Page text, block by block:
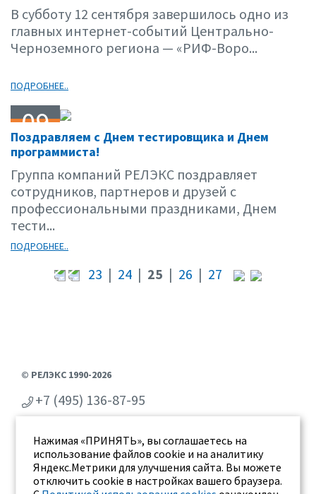
В субботу 12 сентября завершилось одно из
главных интернет-событий Центрально-
Черноземного региона — «РИФ-Воро...
ПОДРОБНЕЕ..
09
09.15
Поздравляем с Днем тестировщика и Днем
программиста!
Группа компаний РЕЛЭКС поздравляет
сотрудников, партнеров и друзей с
профессиональными праздниками, Днем
тести...
ПОДРОБНЕЕ..
23 | 24 | 25 | 26 | 27
Нажимая «ПРИНЯТЬ», вы соглашаетесь на
использование файлов cookie и на аналитику
Яндекс.Метрики для улучшения сайта. Вы можете
отключить cookie в настройках вашего браузера.
© РЕЛЭКС 1990-2026
+7 (495) 136-87-95
г. Воронеж, ул. Бахметьева 2Б